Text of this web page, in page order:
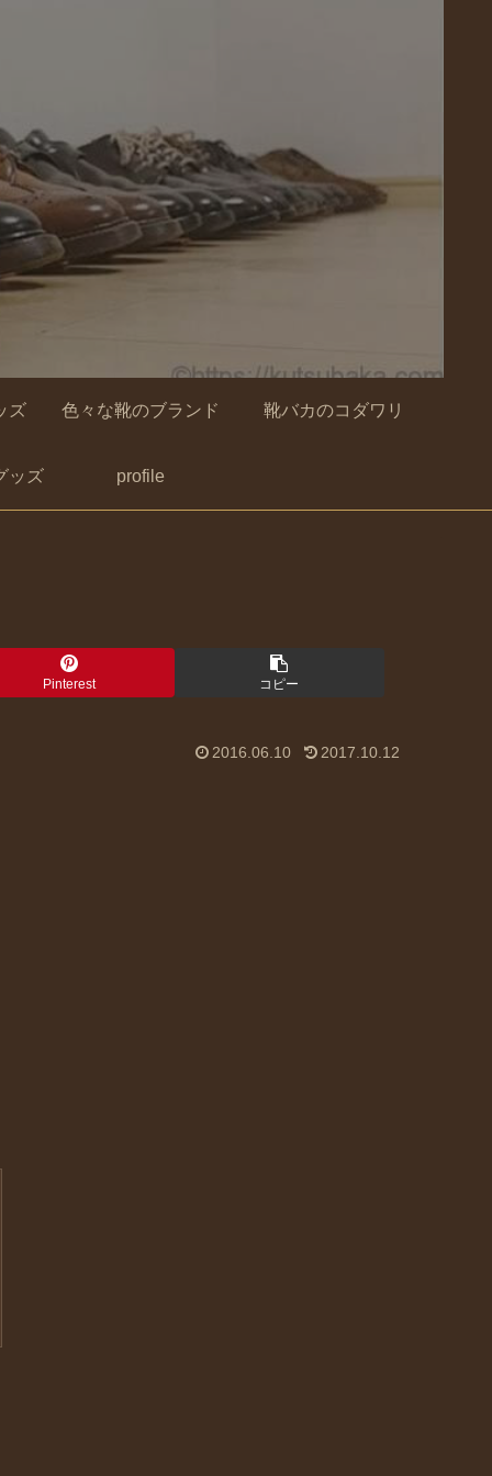
ズ 色々な靴のブランド 靴バカのコダワリ
ッズ profile
Pinterest コピー
2016.06.10 2017.10.12